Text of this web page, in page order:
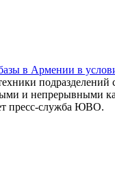
в Армении в
подразделений
и непрерывными
пресс-служба ЮВО.